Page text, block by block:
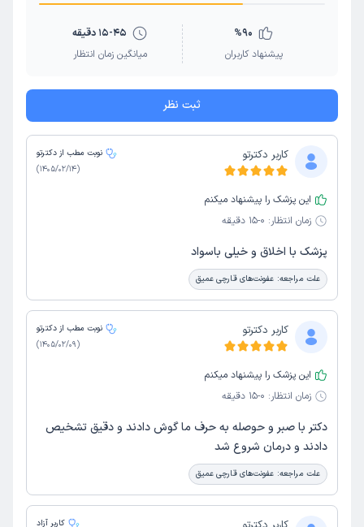
%90
پیشنهاد کاربران
15-45 دقیقه
میانگین زمان انتظار
ثبت نظر
کاربر دکترتو
نوبت مطب از دکترتو
(
1405/02/14
)
این پزشک را پیشنهاد میکنم
زمان انتظار: 0-15 دقیقه
پزشک با اخلاق و خیلی باسواد
علت مراجعه: عفونت‌های قارچی عمیق
کاربر دکترتو
نوبت مطب از دکترتو
(
1405/02/09
)
این پزشک را پیشنهاد میکنم
زمان انتظار: 0-15 دقیقه
دکتر با صبر و حوصله به حرف ما گوش دادند و دقیق تشخیص
دادند و درمان شروع شد
علت مراجعه: عفونت‌های قارچی عمیق
کاربر آزاد